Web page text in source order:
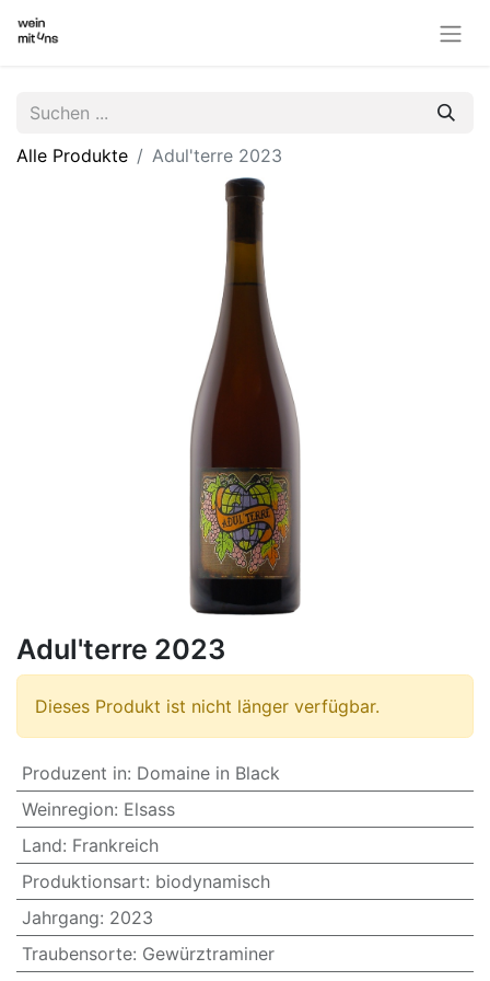
Alle Produkte Adul'terre 2023
Adul'terre 2023
Dieses Produkt ist nicht länger verfügbar.
Produzent in: Domaine in Black
Weinregion: Elsass
Land: Frankreich
Produktionsart: biodynamisch
Jahrgang: 2023
Traubensorte: Gewürztraminer